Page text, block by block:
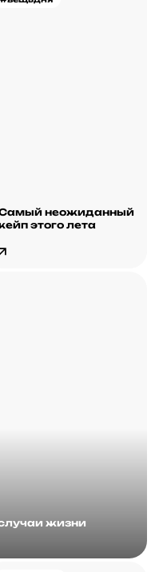
жизни
неожиданный
этого лета